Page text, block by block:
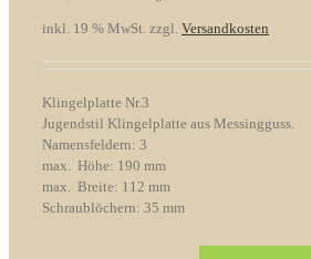
inkl. 19 % MwSt. zzgl. Versandkosten
Klingelplatte Nr.3
Jugendstil Klingelplatte aus Messingguss.
Namensfeldern: 3
max. Höhe: 190 mm
max. Breite: 112 mm
Schraublöchern: 35 mm